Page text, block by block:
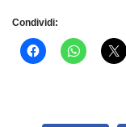
Condividi: